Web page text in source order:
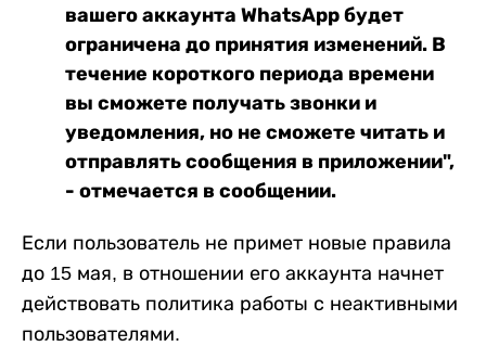
вашего аккаунта WhatsApp будет
ограничена до принятия изменений. В
течение короткого периода времени
вы сможете получать звонки и
уведомления, но не сможете читать и
отправлять сообщения в приложении",
- отмечается в сообщении.
Если пользователь не примет новые правила
до 15 мая, в отношении его аккаунта начнет
действовать политика работы с неактивными
пользователями.